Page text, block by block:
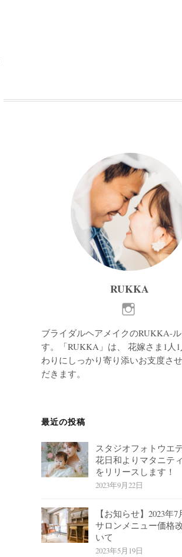
RUKKA
ブライダルヘアメイクのRUKKA-
す。「RUKKA」は、 花嫁さま1人
わりにしっかり寄り添いお支度さ
だきます。
最近の投稿
スタジオフォトウエ
花日和よりマタニテ
をリリースします！
2023年9月22日
【お知らせ】2023年
サロンメニュー価格
いて
2023年5月19日